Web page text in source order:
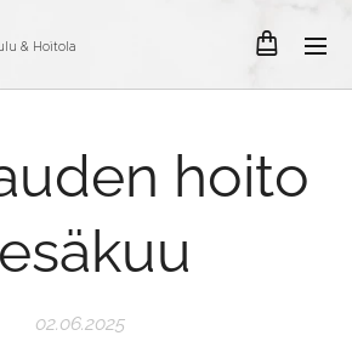
& Hoitola
hoito
02.06.2025